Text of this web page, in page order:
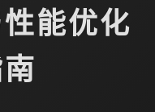
能优化